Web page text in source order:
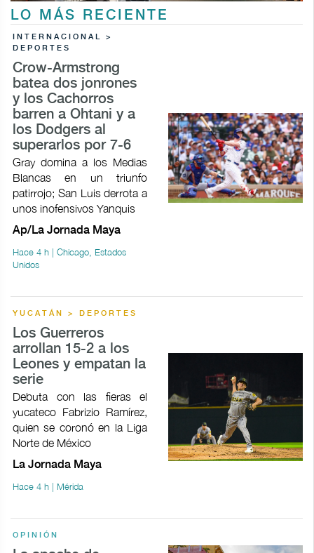
LO MÁS RECIENTE
INTERNACIONAL >
DEPORTES
Crow-Armstrong
batea dos jonrones
y los Cachorros
barren a Ohtani y a
los Dodgers al
superarlos por 7-6
Gray domina a los Medias
Blancas en un triunfo
patirrojo; San Luis derrota a
unos inofensivos Yanquis
Ap/La Jornada Maya
Hace 4 h | Chicago, Estados
Unidos
YUCATÁN > DEPORTES
Los Guerreros
arrollan 15-2 a los
Leones y empatan la
serie
Debuta con las fieras el
yucateco Fabrizio Ramírez,
quien se coronó en la Liga
Norte de México
La Jornada Maya
Hace 4 h | Mérida
OPINIÓN